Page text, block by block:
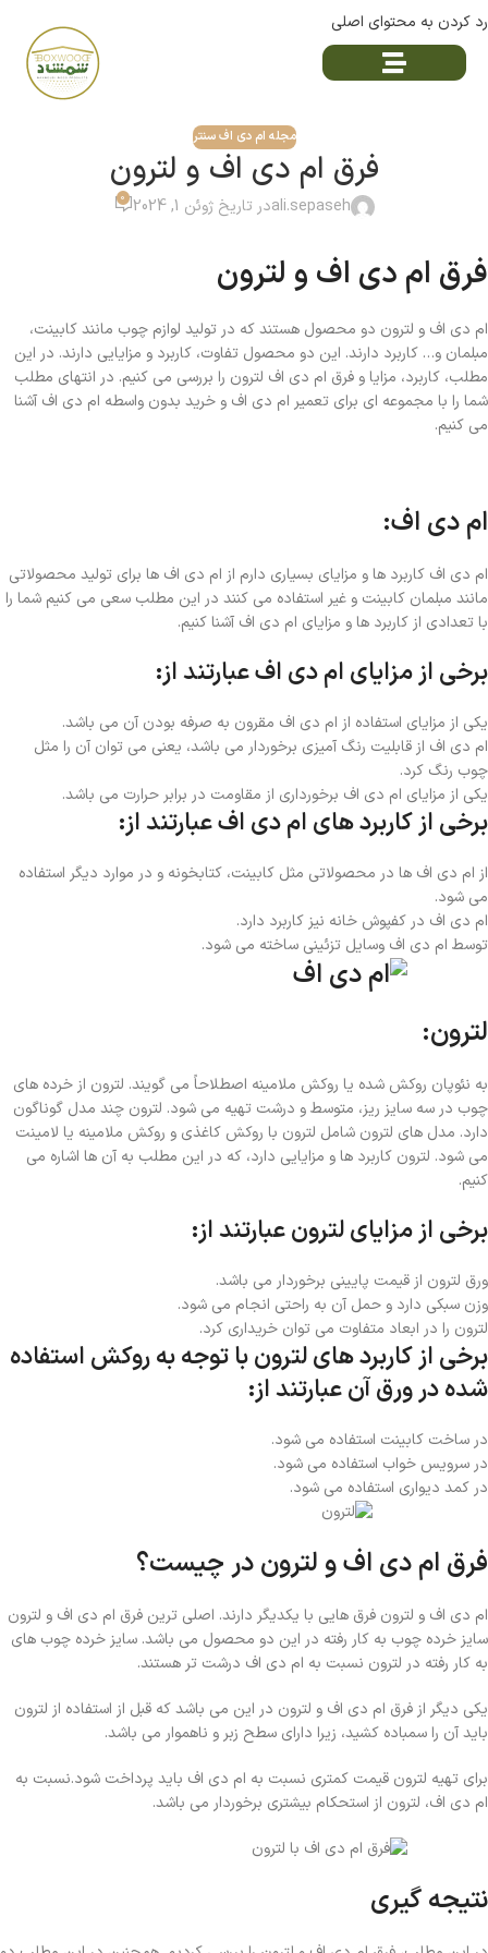
رد کردن به محتوای اصلی
مجله ام دی اف سنتر
فرق ام دی اف و لترون
ali.sepasehدر تاریخ ژوئن 1, 2024 0
فرق ام دی اف و لترون
ام دی اف و لترون دو محصول هستند که در تولید لوازم چوب مانند کابینت،
مبلمان و… کاربرد دارند. این دو محصول تفاوت، کاربرد و مزایایی دارند. در این
مطلب، کاربرد، مزایا و فرق ام دی اف لترون را بررسی می کنیم. در انتهای مطلب
شما را با مجموعه ای برای تعمیر ام دی اف و خرید بدون واسطه ام دی اف آشنا
می کنیم.
ام دی اف:
ام دی اف کاربرد ها و مزایای بسیاری دارم از ام دی اف ها برای تولید محصولاتی
مانند مبلمان کابینت و غیر استفاده می کنند در این مطلب سعی می کنیم شما را
با تعدادی از کاربرد ها و مزایای ام دی اف آشنا کنیم.
برخی از مزایای ام دی اف عبارتند از:
یکی از مزایای استفاده از ام دی اف مقرون به صرفه بودن آن می باشد.
ام دی اف از قابلیت رنگ آمیزی برخوردار می باشد، یعنی می توان آن را مثل
چوب رنگ کرد.
یکی از مزایای ام دی اف برخورداری از مقاومت در برابر حرارت می باشد.
برخی از کاربرد های ام دی اف عبارتند از:
از ام دی اف ها در محصولاتی مثل کابینت، کتابخونه و در موارد دیگر استفاده
می شود.
ام دی اف در کفپوش خانه نیز کاربرد دارد.
توسط ام دی اف وسایل تزئینی ساخته می شود.
لترون:
به نئوپان روکش شده یا روکش ملامینه اصطلاحاً می گویند. لترون از خرده های
چوب در سه سایز ریز، متوسط و درشت تهیه می شود. لترون چند مدل گوناگون
دارد. مدل های لترون شامل لترون با روکش کاغذی و روکش ملامینه یا لامینت
می شود. لترون کاربرد ها و مزایایی دارد، که در این مطلب به آن ها اشاره می
کنیم.
برخی از مزایای لترون عبارتند از:
ورق لترون از قیمت پایینی برخوردار می باشد.
وزن سبکی دارد و حمل آن به راحتی انجام می شود.
لترون را در ابعاد متفاوت می توان خریداری کرد.
برخی از کاربرد های لترون با توجه به روکش استفاده
شده در ورق آن عبارتند از:
در ساخت کابینت استفاده می شود.
در سرویس خواب استفاده می شود.
در کمد دیواری استفاده می شود.
فرق ام دی اف و لترون در چیست؟
ام دی اف و لترون فرق هایی با یکدیگر دارند. اصلی ترین فرق ام دی اف و لترون
سایز خرده چوب به کار رفته در این دو محصول می باشد. سایز خرده چوب های
به کار رفته در لترون نسبت به ام دی اف درشت تر هستند.
یکی دیگر از فرق ام دی اف و لترون در این می باشد که قبل از استفاده از لترون
باید آن را سمباده کشید، زیرا دارای سطح زبر و ناهموار می باشد.
برای تهیه لترون قیمت کمتری نسبت به ام دی اف باید پرداخت شود.نسبت به
ام دی اف، لترون از استحکام بیشتری برخوردار می باشد.
نتیجه گیری